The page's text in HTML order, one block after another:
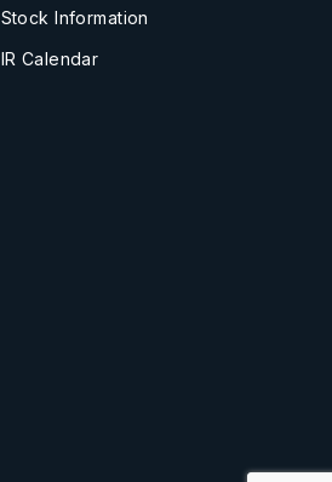
Stock Information
IR Calendar